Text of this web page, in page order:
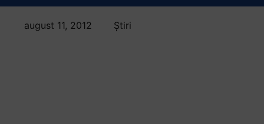
august 11, 2012 Știri